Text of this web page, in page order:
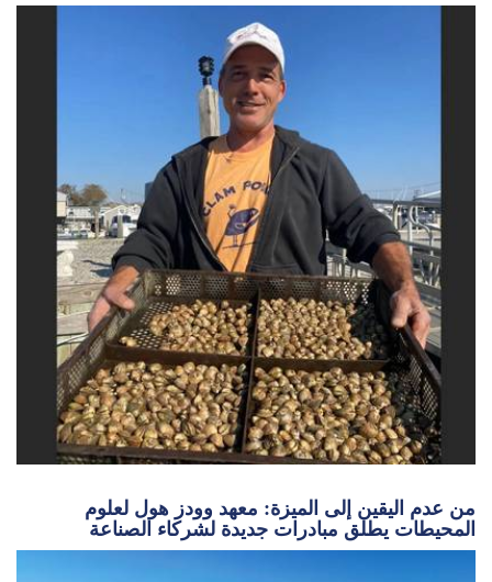
من عدم اليقين إلى الميزة: معهد وودز هول لعلوم
المحيطات يطلق مبادرات جديدة لشركاء الصناعة